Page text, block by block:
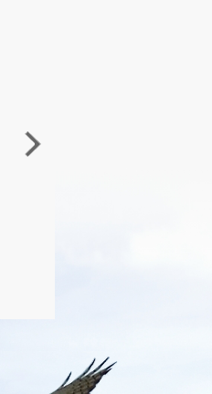
角的端點，冬季海浪拍打
著礁岸，旺盛的侵蝕作